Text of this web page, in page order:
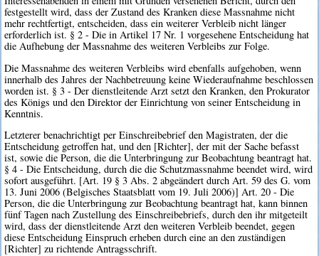
festgestellt wird, dass der Zustand des Kranken diese Massnahme nicht
mehr rechtfertigt, entscheiden, dass ein weiterer Verbleib nicht länger
erforderlich ist. § 2 - Die in Artikel 17 Nr. 1 vorgesehene Entscheidung hat
die Aufhebung der Massnahme des weiteren Verbleibs zur Folge.
Die Massnahme des weiteren Verbleibs wird ebenfalls aufgehoben, wenn
innerhalb des Jahres der Nachbetreuung keine Wiederaufnahme beschlossen
worden ist. § 3 - Der dienstleitende Arzt setzt den Kranken, den Prokurator
des Königs und den Direktor der Einrichtung von seiner Entscheidung in
Kenntnis.
Letzterer benachrichtigt per Einschreibebrief den Magistraten, der die
Entscheidung getroffen hat, und den [Richter], der mit der Sache befasst
ist, sowie die Person, die die Unterbringung zur Beobachtung beantragt hat.
§ 4 - Die Entscheidung, durch die die Schutzmassnahme beendet wird, wird
sofort ausgeführt. [Art. 19 § 3 Abs. 2 abgeändert durch Art. 59 des G. vom
13. Juni 2006 (Belgisches Staatsblatt vom 19. Juli 2006)] Art. 20 - Die
Person, die die Unterbringung zur Beobachtung beantragt hat, kann binnen
fünf Tagen nach Zustellung des Einschreibebriefs, durch den ihr mitgeteilt
wird, dass der dienstleitende Arzt den weiteren Verbleib beendet, gegen
diese Entscheidung Einspruch erheben durch eine an den zuständigen
[Richter] zu richtende Antragsschrift.